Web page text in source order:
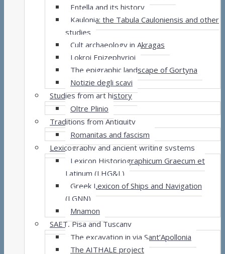
Entella and its history
Kaulonia: the Tabula Cauloniensis and other
studies
Cult archaeology in Akragas
Lokroi Epizephyrioi
The epigraphic landscape of Gortyna
Notizie degli scavi
Studies from art history
Oltre Plinio
Traditions from Antiquity
Romanitas and fascism
Lexicography and ancient writing systems
Lexicon Historiographicum Graecum et
Latinum (LHG&L)
Greek Lexicon of Ships and Navigation
(LGNN)
Mnamon
SAET, Pisa and Tuscany
The excavation in via Sant’Apollonia
The AITHALE project